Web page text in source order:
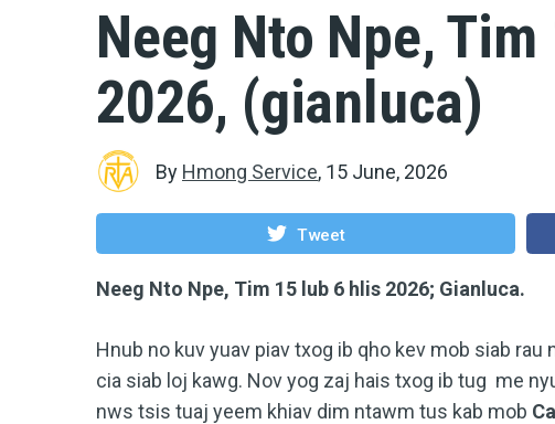
Neeg Nto Npe,
2026, (gianluca)
By Hmong Service, 15 June, 2026
Tweet
Neeg Nto Npe, Tim 15 lub 6 hlis 2026; Gianluca.
Hnub no kuv yuav piav txog ib qho kev mob siab
cia siab loj kawg. Nov yog zaj hais txog ib tug me
nws tsis tuaj yeem khiav dim ntawm tus kab mob